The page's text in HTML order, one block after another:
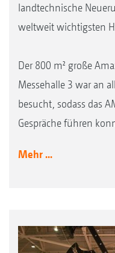
landtechnische
weltweit wichtigsten
Der 800 m² große
Messehalle 3 war an
besucht, sodass das
Gespräche führen
Mehr ...